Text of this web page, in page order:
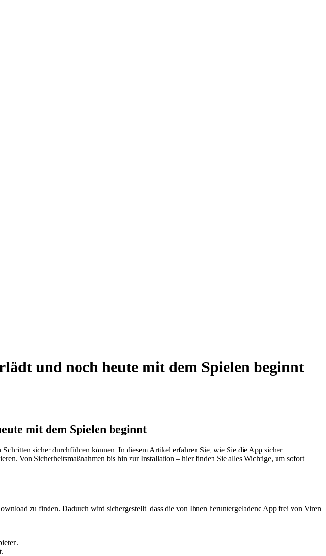
und noch heute mit dem Spielen beginnt
mit dem Spielen beginnt
sicher durchführen können. In diesem Artikel erfahren Sie, wie Sie die App sicher
Von Sicherheitsmaßnahmen bis hin zur Installation – hier finden Sie alles Wichtige, um sofort
zu finden. Dadurch wird sichergestellt, dass die von Ihnen heruntergeladene App frei von Viren